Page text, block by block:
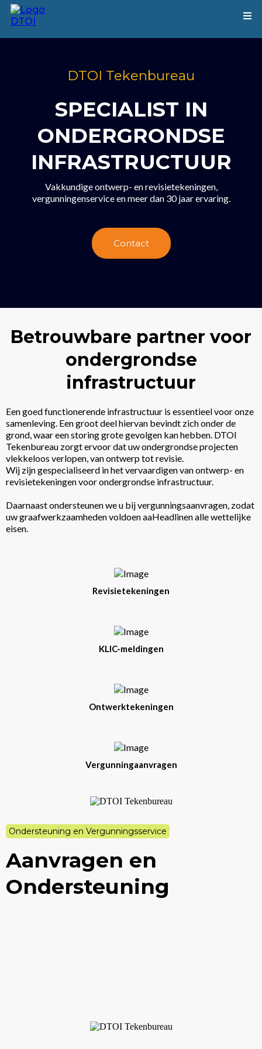
DTOI Tekenbureau
SPECIALIST IN
ONDERGRONDSE
INFRASTRUCTUUR
Vakkundige ontwerp- en revisietekeningen,
vergunningenservice en meer dan 30 jaar ervaring.
Contact
Betrouwbare partner voor
ondergrondse
infrastructuur
Een goed functionerende infrastructuur is essentieel voor onze
samenleving. Een groot deel hiervan bevindt zich onder de
grond, waar een storing grote gevolgen kan hebben. DTOI
Tekenbureau zorgt ervoor dat uw ondergrondse projecten
vlekkeloos verlopen, van ontwerp tot revisie.
Wij zijn gespecialiseerd in het vervaardigen van ontwerp- en
revisietekeningen voor ondergrondse infrastructuur.
Daarnaast ondersteunen we u bij vergunningsaanvragen, zodat
uw graafwerkzaamheden voldoen aaHeadlinen alle wettelijke
eisen.
Revisietekeningen
KLIC-meldingen
Ontwerktekeningen
Vergunningaanvragen
Ondersteuning en Vergunningsservice
Aanvragen en
Ondersteuning